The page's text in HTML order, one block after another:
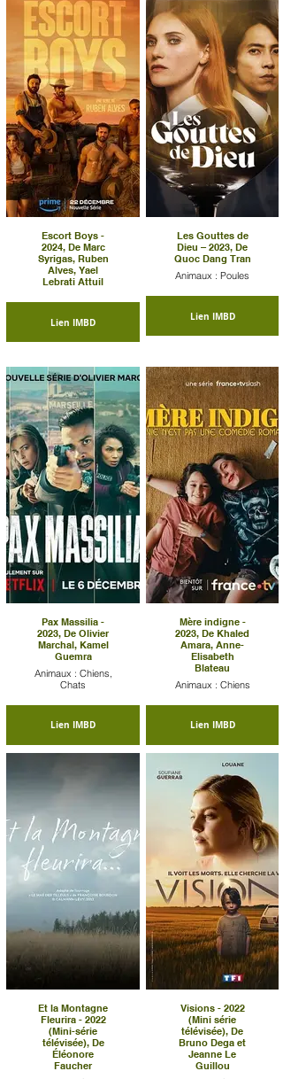
Escort Boys -
2024, De Marc
Syrigas, Ruben
Alves, Yael
Lebrati Attuil
Lien IMBD
Les Gouttes de
Dieu – 2023, De
Quoc Dang Tran
Animaux : Poules
Lien IMBD
Pax Massilia -
2023, De Olivier
Marchal, Kamel
Guemra
Animaux : Chiens,
Chats
Lien IMBD
Mère indigne -
2023, De Khaled
Amara, Anne-
Elisabeth
Blateau
Animaux : Chiens
Lien IMBD
Et la Montagne
Fleurira - 2022
(Mini-série
télévisée), De
Éléonore
Faucher
Visions - 2022
(Mini série
télévisée), De
Bruno Dega et
Jeanne Le
Guillou